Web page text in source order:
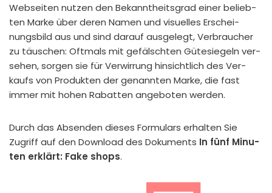
Web­sei­ten nut­zen den Bekannt­heits­grad einer belieb­
ten Mar­ke über deren Namen und visu­el­les Erschei­
nungs­bild aus und sind dar­auf aus­ge­legt, Ver­brau­cher
zu täu­schen: Oft­mals mit gefälsch­ten Güte­sie­geln ver­
se­hen, sor­gen sie für Ver­wir­rung hin­sicht­lich des Ver­
kaufs von Pro­duk­ten der genann­ten Mar­ke, die fast
immer mit hohen Rabat­ten ange­bo­ten wer­den.
Durch das Absen­den die­ses For­mu­lars erhal­ten Sie
Zugriff auf den Down­load des Doku­ments In fünf Minu­
ten erklärt: Fake shops.